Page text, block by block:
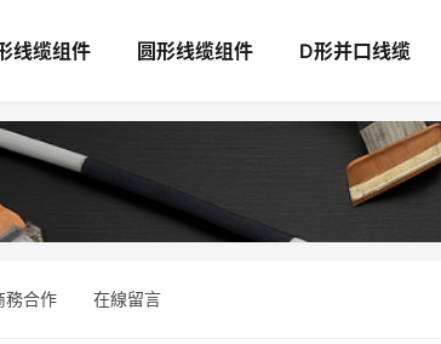
线缆组件 圆形线缆组件 D形并口线缆
務合作 在線留言